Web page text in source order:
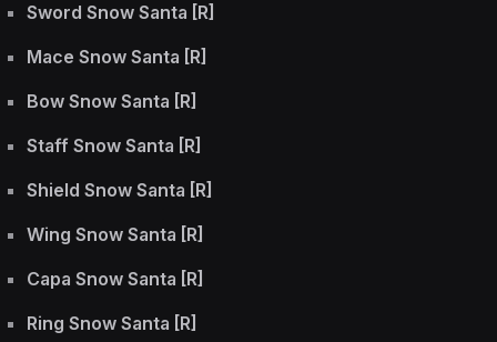
Sword Snow Santa [R]
Mace Snow Santa [R]
Bow Snow Santa [R]
Staff Snow Santa [R]
Shield Snow Santa [R]
Wing Snow Santa [R]
Capa Snow Santa [R]
Ring Snow Santa [R]